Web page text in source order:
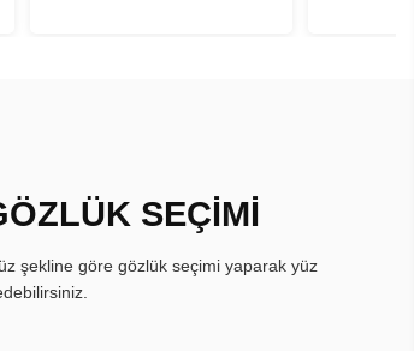
SEÇİMİ
şekline göre gözlük seçimi yaparak yüz